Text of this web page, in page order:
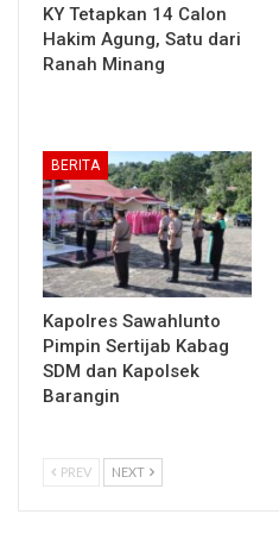
KY Tetapkan 14 Calon
Hakim Agung, Satu dari
Ranah Minang
BERITA
Kapolres Sawahlunto
Pimpin Sertijab Kabag
SDM dan Kapolsek
Barangin
PREV NEXT